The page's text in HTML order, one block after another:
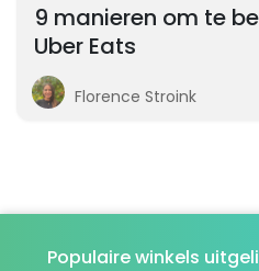
9 manieren om te
Uber Eats
Florence Stroink
Populaire winkels